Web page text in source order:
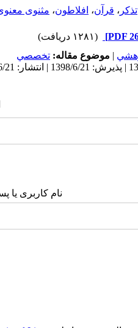
تذکر ، قرآن، افلاطون، مثنوی
(۱۲۸۱ دریافت)
| موضوع مقاله: تخصصي
نام کاربری یا